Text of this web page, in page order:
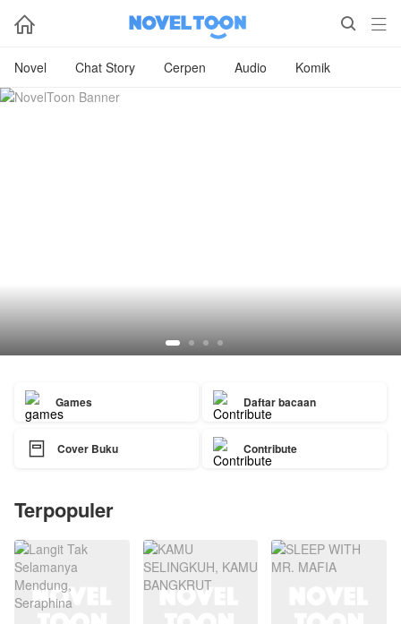
  
Novel Chat Story Cerpen Audio Komik
Games Daftar bacaan
 Cover Buku Contribute
Terpopuler